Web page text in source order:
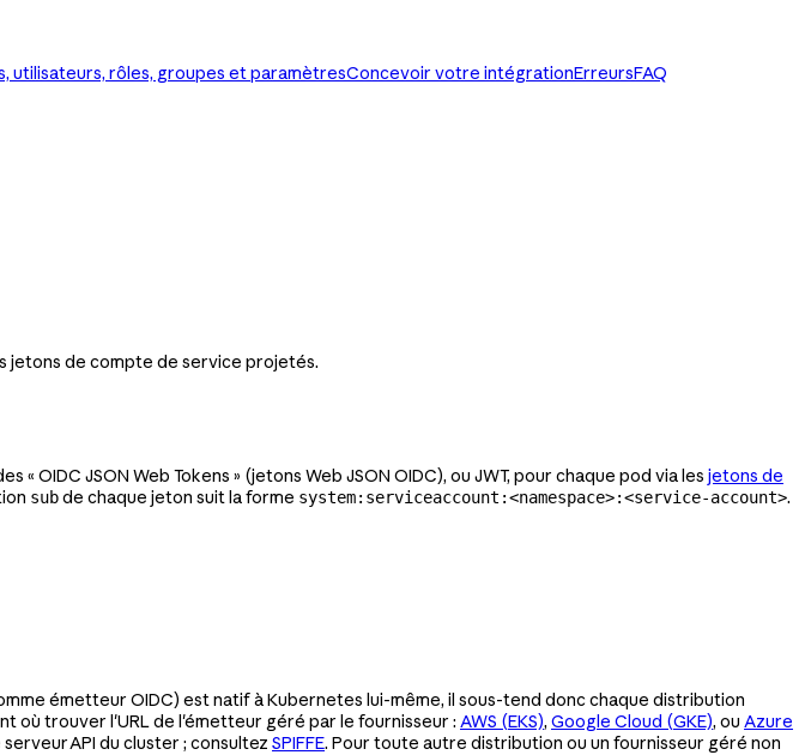
utilisateurs, rôles, groupes et paramètresConcevoir votre intégrationErreursFAQ
jetons de compte de service projetés.
JSON Web Tokens » (jetons Web JSON OIDC), ou JWT, pour chaque pod via les jetons de
subde chaque jeton suit la forme system:serviceaccount:<namespace>:<service-account>.
émetteur OIDC) est natif à Kubernetes lui-même, il sous-tend donc chaque distribution
où trouver l'URL de l'émetteur géré par le fournisseur : AWS (EKS), Google Cloud (GKE), ou Azure
API du cluster ; consultez SPIFFE. Pour toute autre distribution ou un fournisseur géré non